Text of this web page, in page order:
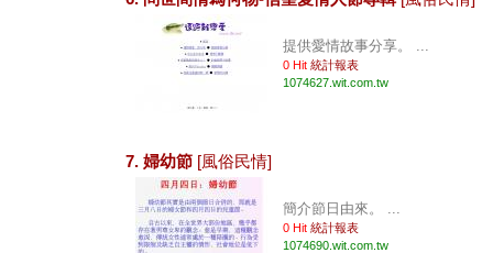
提供愛情故事分享。 ...
0 Hit 統計報表
1074627.wit.com.tw
7. 婦幼節 [風俗民情]
簡介節日由來。 ...
0 Hit 統計報表
1074690.wit.com.tw